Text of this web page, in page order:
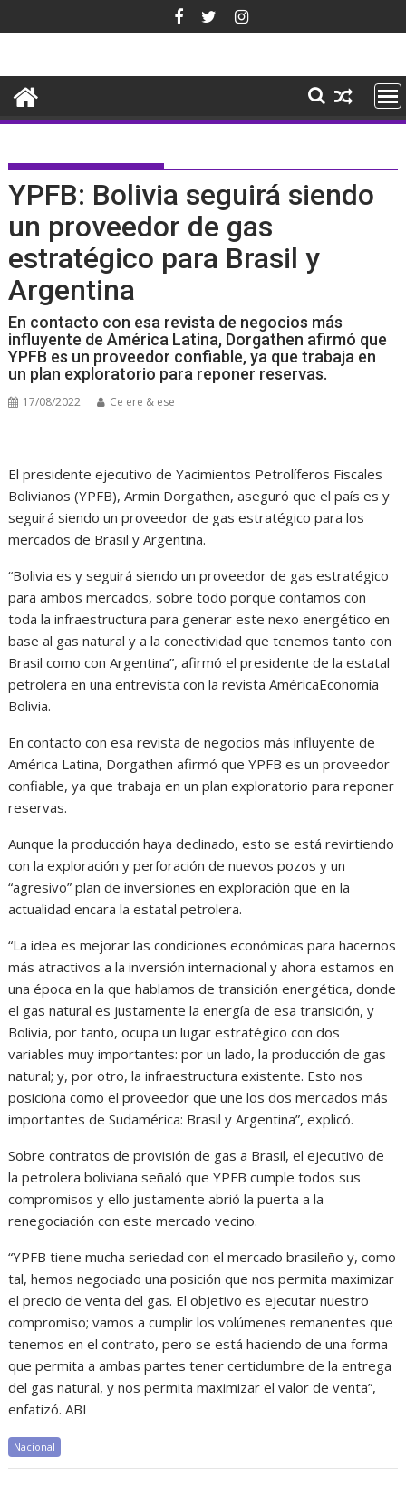
al
YPFB: Bolivia seguirá siendo
un proveedor de gas
estratégico para Brasil y
Argentina
En contacto con esa revista de negocios más
influyente de América Latina, Dorgathen afirmó que
YPFB es un proveedor confiable, ya que trabaja en
un plan exploratorio para reponer reservas.
17/08/2022 Ce ere & ese
El presidente ejecutivo de Yacimientos Petrolíferos Fiscales
Bolivianos (YPFB), Armin Dorgathen, aseguró que el país es y
seguirá siendo un proveedor de gas estratégico para los
mercados de Brasil y Argentina.
“Bolivia es y seguirá siendo un proveedor de gas estratégico
para ambos mercados, sobre todo porque contamos con
toda la infraestructura para generar este nexo energético en
base al gas natural y a la conectividad que tenemos tanto con
Brasil como con Argentina”, afirmó el presidente de la estatal
petrolera en una entrevista con la revista AméricaEconomía
Bolivia.
En contacto con esa revista de negocios más influyente de
América Latina, Dorgathen afirmó que YPFB es un proveedor
confiable, ya que trabaja en un plan exploratorio para reponer
reservas.
Aunque la producción haya declinado, esto se está revirtiendo
con la exploración y perforación de nuevos pozos y un
“agresivo” plan de inversiones en exploración que en la
actualidad encara la estatal petrolera.
“La idea es mejorar las condiciones económicas para hacernos
más atractivos a la inversión internacional y ahora estamos en
una época en la que hablamos de transición energética, donde
el gas natural es justamente la energía de esa transición, y
Bolivia, por tanto, ocupa un lugar estratégico con dos
variables muy importantes: por un lado, la producción de gas
natural; y, por otro, la infraestructura existente. Esto nos
posiciona como el proveedor que une los dos mercados más
importantes de Sudamérica: Brasil y Argentina”, explicó.
Sobre contratos de provisión de gas a Brasil, el ejecutivo de
la petrolera boliviana señaló que YPFB cumple todos sus
compromisos y ello justamente abrió la puerta a la
renegociación con este mercado vecino.
“YPFB tiene mucha seriedad con el mercado brasileño y, como
tal, hemos negociado una posición que nos permita maximizar
el precio de venta del gas. El objetivo es ejecutar nuestro
compromiso; vamos a cumplir los volúmenes remanentes que
tenemos en el contrato, pero se está haciendo de una forma
que permita a ambas partes tener certidumbre de la entrega
del gas natural, y nos permita maximizar el valor de venta”,
enfatizó. ABI
Nacional